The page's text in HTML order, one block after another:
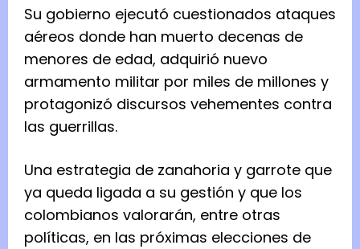
Su gobierno ejecutó cuestionados ataques
aéreos donde han muerto decenas de
menores de edad, adquirió nuevo
armamento militar por miles de millones y
protagonizó discursos vehementes contra
las guerrillas.
Una estrategia de zanahoria y garrote que
ya queda ligada a su gestión y que los
colombianos valorarán, entre otras
políticas, en las próximas elecciones de